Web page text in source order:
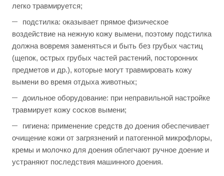
легко травмируется;
подстилка: оказывает прямое физическое
воздействие на нежную кожу вымени, поэтому подстилка
должна вовремя заменяться и быть без грубых частиц
(щепок, острых грубых частей растений, посторонних
предметов и др.), которые могут травмировать кожу
вымени во время отдыха животных;
доильное оборудование: при неправильной настройке
травмирует кожу сосков вымени;
гигиена: применение средств до доения обеспечивает
очищение кожи от загрязнений и патогенной микрофлоры,
кремы и молочко для доения облегчают ручное доение и
устраняют последствия машинного доения.